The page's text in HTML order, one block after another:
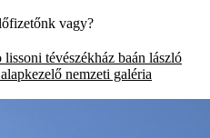
vagy?
lissoni tévészékház baán lászló
nemzeti galéria